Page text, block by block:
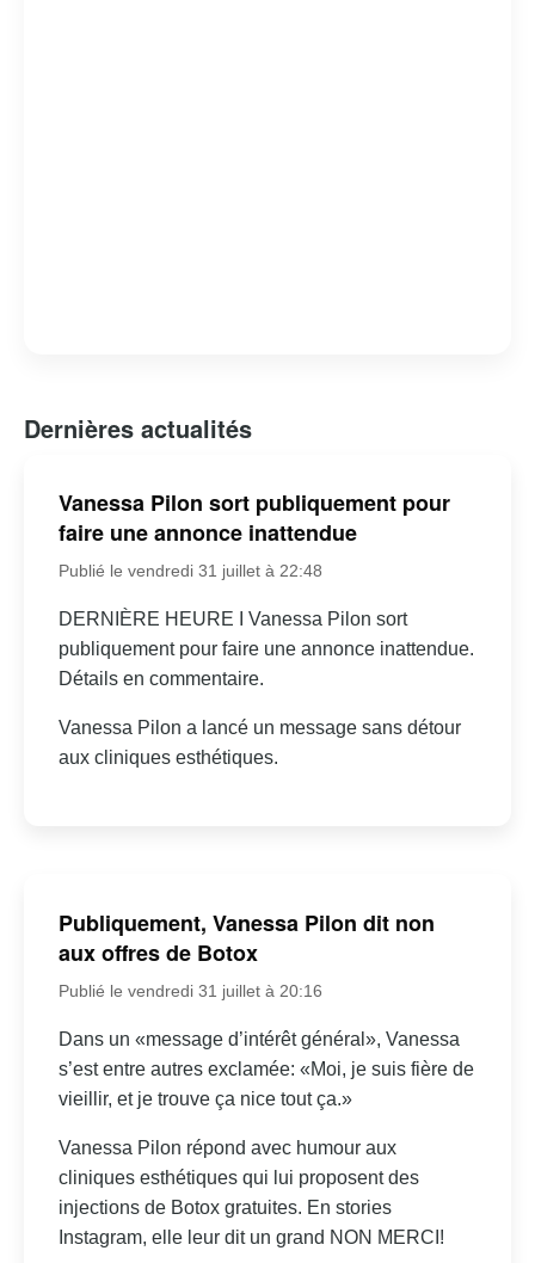
Dernières actualités
Vanessa Pilon sort publiquement pour
faire une annonce inattendue
Publié le vendredi 31 juillet à 22:48
DERNIÈRE HEURE I Vanessa Pilon sort
publiquement pour faire une annonce inattendue.
Détails en commentaire.
Vanessa Pilon a lancé un message sans détour
aux cliniques esthétiques.
Publiquement, Vanessa Pilon dit non
aux offres de Botox
Publié le vendredi 31 juillet à 20:16
Dans un «message d’intérêt général», Vanessa
s’est entre autres exclamée: «Moi, je suis fière de
vieillir, et je trouve ça nice tout ça.»
Vanessa Pilon répond avec humour aux
cliniques esthétiques qui lui proposent des
injections de Botox gratuites. En stories
Instagram, elle leur dit un grand NON MERCI!